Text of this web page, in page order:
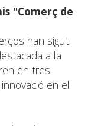
"Comerç de
han sigut
a la
en tres
en el